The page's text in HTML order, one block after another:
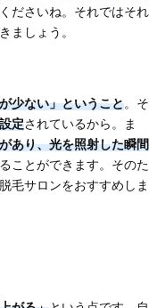
ださいね。それではそれ
ましょう。
少ない」ということ。そ
定されているから。ま
あり、光を照射した瞬間
ことができます。そのた
毛サロンをおすすめしま